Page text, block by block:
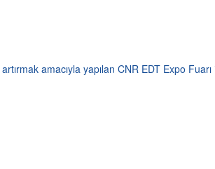
amacıyla yapılan CNR EDT Expo